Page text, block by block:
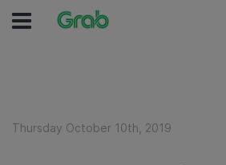
Thursday October 10th, 2019